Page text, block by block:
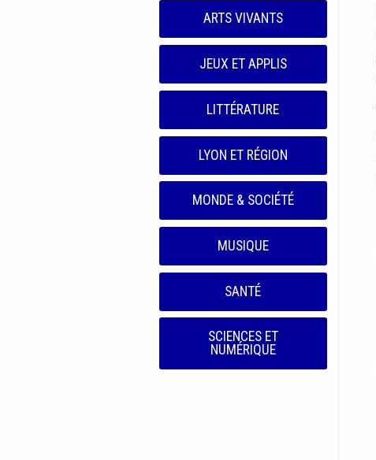
ARTS VIVANTS
JEUX ET APPLIS
LITTÉRATURE
LYON ET RÉGION
MONDE & SOCIÉTÉ
MUSIQUE
SANTÉ
SCIENCES ET
NUMÉRIQUE